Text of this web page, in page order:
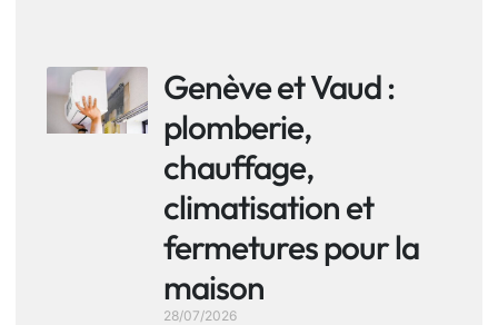
Genève et Vaud :
plomberie,
chauffage,
climatisation et
fermetures pour la
maison
28/07/2026